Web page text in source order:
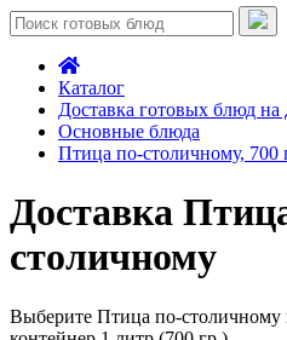
Каталог
Доставка готовых блюд на
Основные блюда
Птица по-столичному, 700
Доставка
столичному
Выберите Птица по-столичному